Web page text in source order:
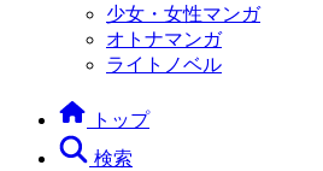
少女・女性マンガ
オトナマンガ
ライトノベル
トップ
検索